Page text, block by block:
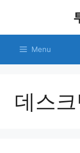
Menu
데스